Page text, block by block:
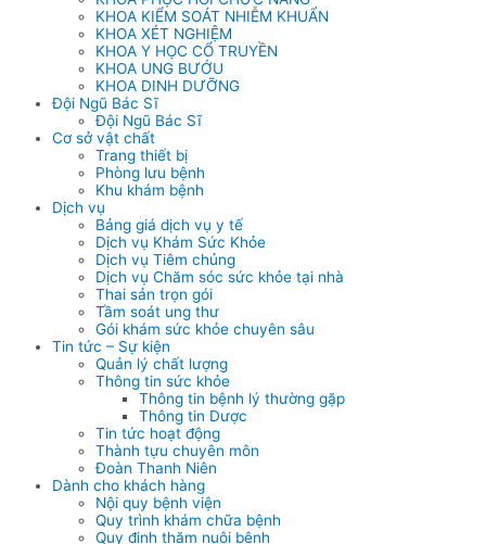
KHOA KIỂM SOÁT NHIỄM KHUẨN
KHOA XÉT NGHIỆM
KHOA Y HỌC CỔ TRUYỀN
KHOA UNG BƯỚU
KHOA DINH DƯỠNG
Đội Ngũ Bác Sĩ
Đội Ngũ Bác Sĩ
Cơ sở vật chất
Trang thiết bị
Phòng lưu bệnh
Khu khám bệnh
Dịch vụ
Bảng giá dịch vụ y tế
Dịch vụ Khám Sức Khỏe
Dịch vụ Tiêm chủng
Dịch vụ Chăm sóc sức khỏe tại nhà
Thai sản trọn gói
Tầm soát ung thư
Gói khám sức khỏe chuyên sâu
Tin tức – Sự kiện
Quản lý chất lượng
Thông tin sức khỏe
Thông tin bệnh lý thường gặp
Thông tin Dược
Tin tức hoạt động
Thành tựu chuyên môn
Đoàn Thanh Niên
Dành cho khách hàng
Nội quy bệnh viện
Quy trình khám chữa bệnh
Quy định thăm nuôi bệnh